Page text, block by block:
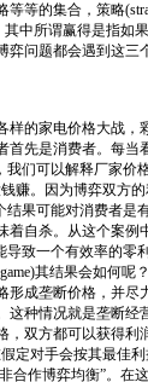
等等的集合，策略
中所谓赢得是指如
问题都会遇到这三
的家电价格大战，
先是消费者。每当
我们可以解释厂家价
赚。因为博弈双方
结果可能对消费者是
着自杀。从这个案例
导致一个有效率的零
其结果会如何
形成垄断价格，并尽
这种情况就是垄断
，双方都可以获得利
定对手会按其最佳
合作博弈均衡”。在